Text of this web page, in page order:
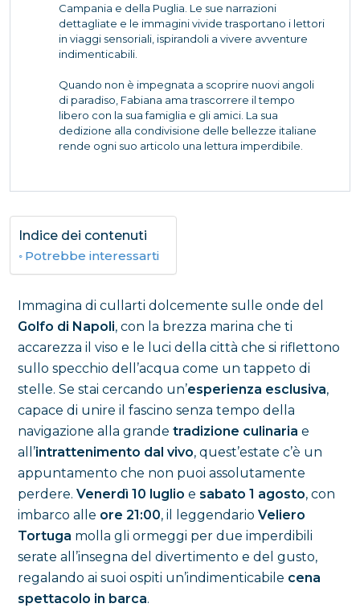
Campania e della Puglia. Le sue narrazioni
dettagliate e le immagini vivide trasportano i lettori
in viaggi sensoriali, ispirandoli a vivere avventure
indimenticabili.
Quando non è impegnata a scoprire nuovi angoli
di paradiso, Fabiana ama trascorrere il tempo
libero con la sua famiglia e gli amici. La sua
dedizione alla condivisione delle bellezze italiane
rende ogni suo articolo una lettura imperdibile.
Indice dei contenuti
Potrebbe interessarti
Immagina di cullarti dolcemente sulle onde del
Golfo di Napoli, con la brezza marina che ti
accarezza il viso e le luci della città che si riflettono
sullo specchio dell’acqua come un tappeto di
stelle. Se stai cercando un’esperienza esclusiva,
capace di unire il fascino senza tempo della
navigazione alla grande tradizione culinaria e
all’intrattenimento dal vivo, quest’estate c’è un
appuntamento che non puoi assolutamente
perdere. Venerdì 10 luglio e sabato 1 agosto, con
imbarco alle ore 21:00, il leggendario Veliero
Tortuga molla gli ormeggi per due imperdibili
serate all’insegna del divertimento e del gusto,
regalando ai suoi ospiti un’indimenticabile cena
spettacolo in barca.